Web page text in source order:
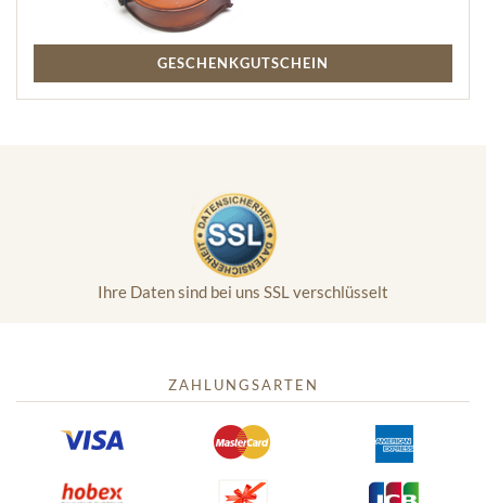
GESCHENKGUTSCHEIN
Ihre Daten sind bei uns SSL verschlüsselt
ZAHLUNGSARTEN